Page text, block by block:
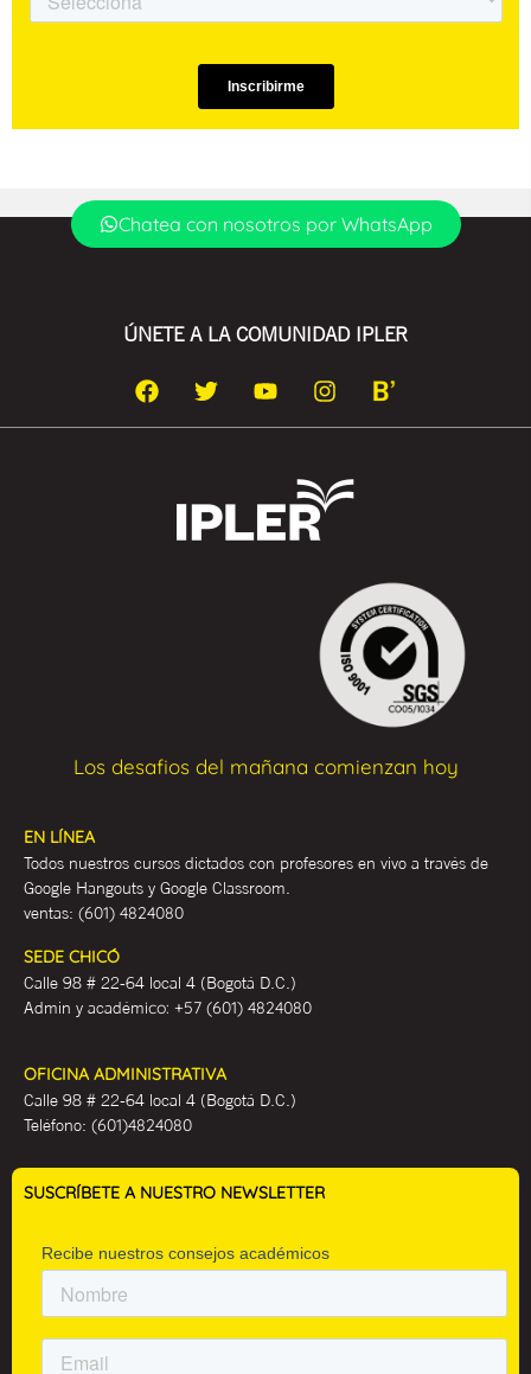
Chatea con nosotros por WhatsApp
ÚNETE A LA COMUNIDAD IPLER
Los desafios del mañana comienzan hoy
EN LÍNEA
Todos nuestros cursos dictados con profesores en vivo a través de
Google Hangouts y Google Classroom.
ventas: (601) 4824080
SEDE CHICÓ
Calle 98 # 22-64 local 4 (Bogotá D.C.)
Admin y académico: +57 (601) 4824080
OFICINA ADMINISTRATIVA
Calle 98 # 22-64 local 4 (Bogotá D.C.)
Teléfono: (601)4824080
SUSCRÍBETE A NUESTRO NEWSLETTER